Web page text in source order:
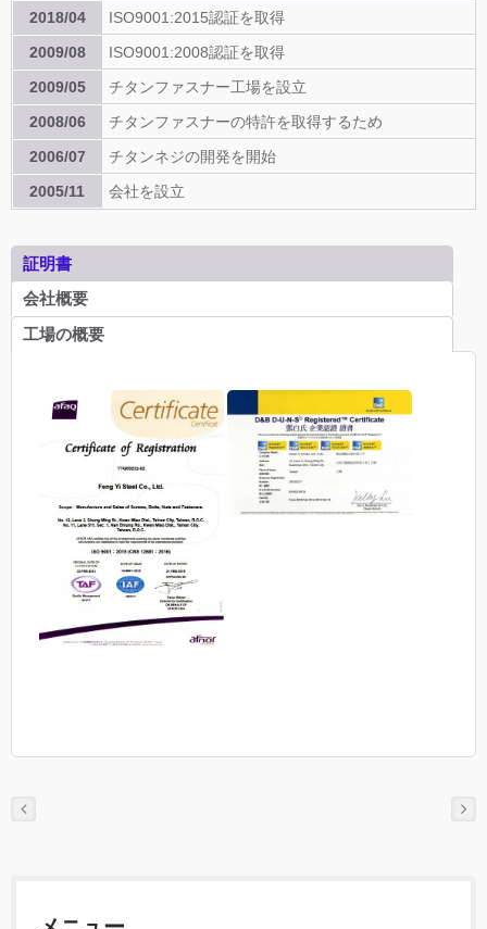
2018/04
ISO9001:2015認証を取得
2009/08
ISO9001:2008認証を取得
2009/05
チタンファスナー工場を設立
2008/06
チタンファスナーの特許を取得するため
2006/07
チタンネジの開発を開始
2005/11
会社を設立
証明書
会社概要
工場の概要